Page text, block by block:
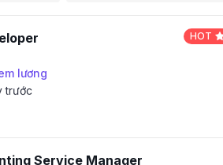
HOT
lương
trước
Service Manager